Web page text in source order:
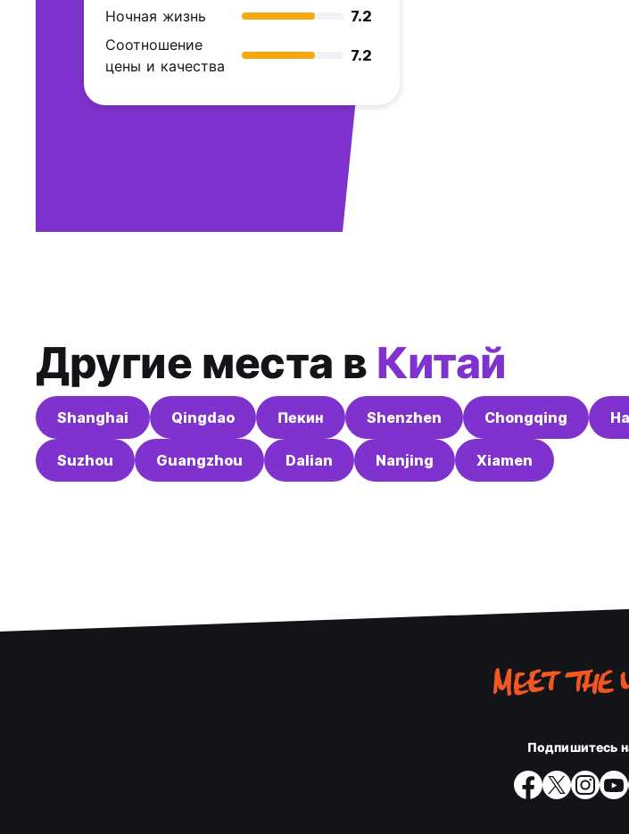
Ночная жизнь
7.2
Соотношение
цены и качества
7.2
Другие места вКитай
Shanghai Qingdao Пекин Shenzhen Chongqing
Suzhou Guangzhou Dalian Nanjing Xiamen
Подпишитесь